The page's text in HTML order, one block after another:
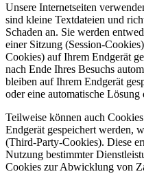
Unsere Internetseiten
sind kleine Textdateien und
Schaden an. Sie werden
einer Sitzung (Session-
Cookies) auf Ihrem Endgerät
nach Ende Ihres Besuchs
bleiben auf Ihrem Endgerät
oder eine automatische
Teilweise können auch
Endgerät gespeichert werden,
(Third-Party-Cookies). Diese
Nutzung bestimmter
Cookies zur Abwicklung von